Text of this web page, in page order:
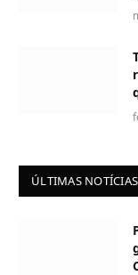
ÚLTIMAS NOTÍCIAS